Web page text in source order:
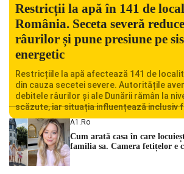
Restricții la apă în 141 de
România. Seceta severă
râurilor și pune presiune pe
energetic
Restricțiile la apă afectează 141 de
din cauza secetei severe. Autoritățile
debitele râurilor și ale Dunării rămân la
scăzute, iar situația influențează inclusiv
Centralei Nucleare de la Cernavodă.
cu una dintre cele mai dificile perioade din
hidrologic din ultimii ani. Lipsa […]
A1.ro
Cum arată casa în care
familia sa. Camera fetițelor e